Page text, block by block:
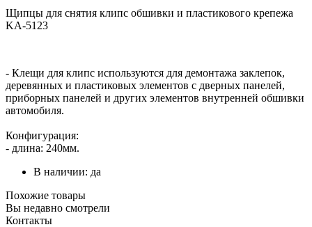
Щипцы для снятия клипс обшивки и пластикового крепежа
KA-5123
- Клещи для клипс используются для демонтажа заклепок,
деревянных и пластиковых элементов с дверных панелей,
приборных панелей и других элементов внутренней обшивки
автомобиля.
Конфигурация:
- длина: 240мм.
В наличии: да
Похожие товары
Вы недавно смотрели
Контакты